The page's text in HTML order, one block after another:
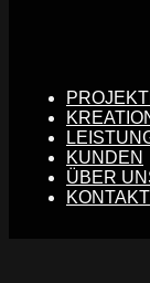
KUNDEN
ÜBER
KONTAKT